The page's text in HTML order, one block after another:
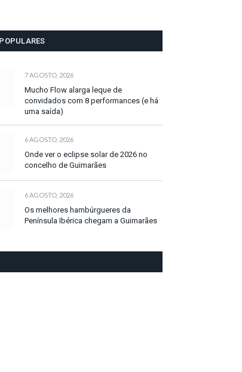
7 AGOSTO, 2026
Mucho Flow alarga leque de
convidados com 8 performances (e há
uma saída)
6 AGOSTO, 2026
Onde ver o eclipse solar de 2026 no
concelho de Guimarães
6 AGOSTO, 2026
Os melhores hambúrgueres da
Península Ibérica chegam a Guimarães